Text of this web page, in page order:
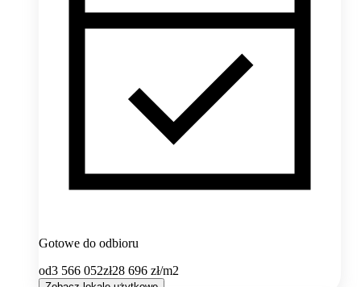
Gotowe do odbioru
od3 566 052zł28 696 zł/m2